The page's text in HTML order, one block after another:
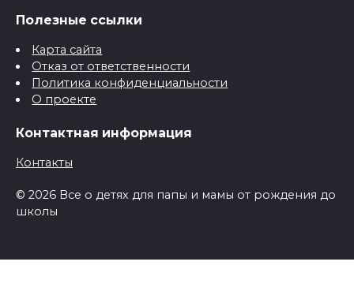
Полезные ссылки
Карта сайта
Отказ от ответственности
Политика конфиденциальности
О проекте
Контактная информация
Контакты
© 2026 Все о детях для папы и мамы от рождения до
школы